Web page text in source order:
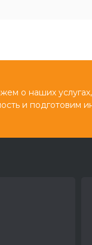
о наших
и подготовим